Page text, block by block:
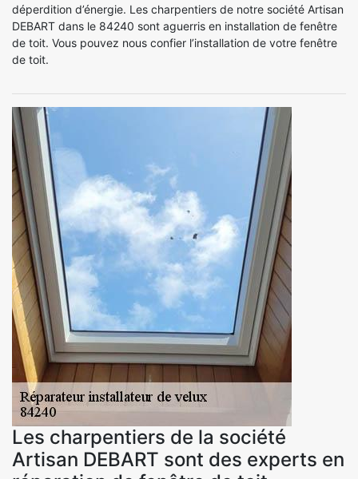
déperdition d’énergie. Les charpentiers de notre société Artisan
DEBART dans le 84240 sont aguerris en installation de fenêtre
de toit. Vous pouvez nous confier l’installation de votre fenêtre
de toit.
Les charpentiers de la société
Artisan DEBART sont des experts en